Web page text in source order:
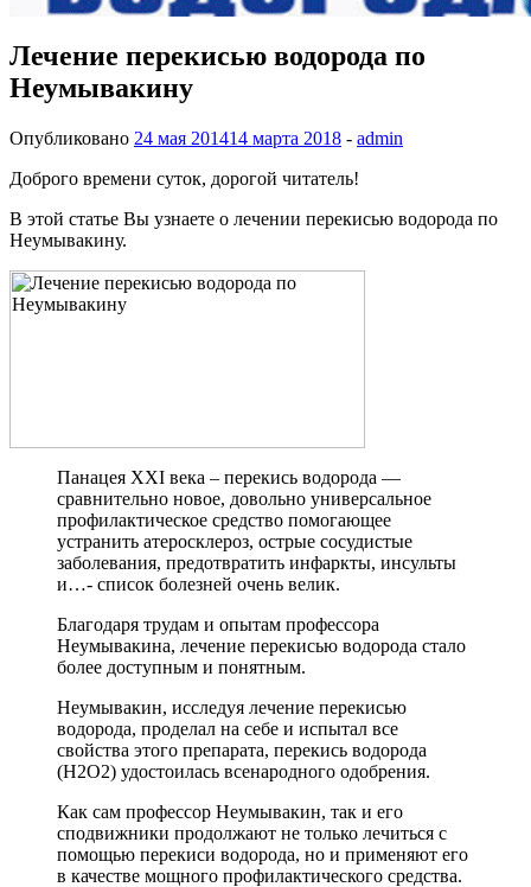
Лечение перекисью водорода по
Неумывакину
Опубликовано 24 мая 201414 марта 2018 - admin
Доброго времени суток, дорогой читатель!
В этой статье Вы узнаете о лечении перекисью водорода по
Неумывакину.
Панацея ХХI века – перекись водорода —
сравнительно новое, довольно универсальное
профилактическое средство помогающее
устранить атеросклероз, острые сосудистые
заболевания, предотвратить инфаркты, инсульты
и…- список болезней очень велик.
Благодаря трудам и опытам профессора
Неумывакина, лечение перекисью водорода стало
более доступным и понятным.
Неумывакин, исследуя лечение перекисью
водорода, проделал на себе и испытал все
свойства этого препарата, перекись водорода
(Н2О2) удостоилась всенародного одобрения.
Как сам профессор Неумывакин, так и его
сподвижники продолжают не только лечиться с
помощью перекиси водорода, но и применяют его
в качестве мощного профилактического средства.